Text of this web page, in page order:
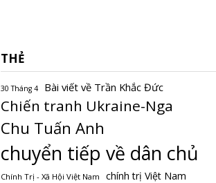
THẺ
30 Tháng 4 Bài viết về Trần Khắc Đức
Chiến tranh Ukraine-Nga
Chu Tuấn Anh
chuyển tiếp về dân chủ
Chính Trị - Xã Hội Việt Nam chính trị Việt Nam